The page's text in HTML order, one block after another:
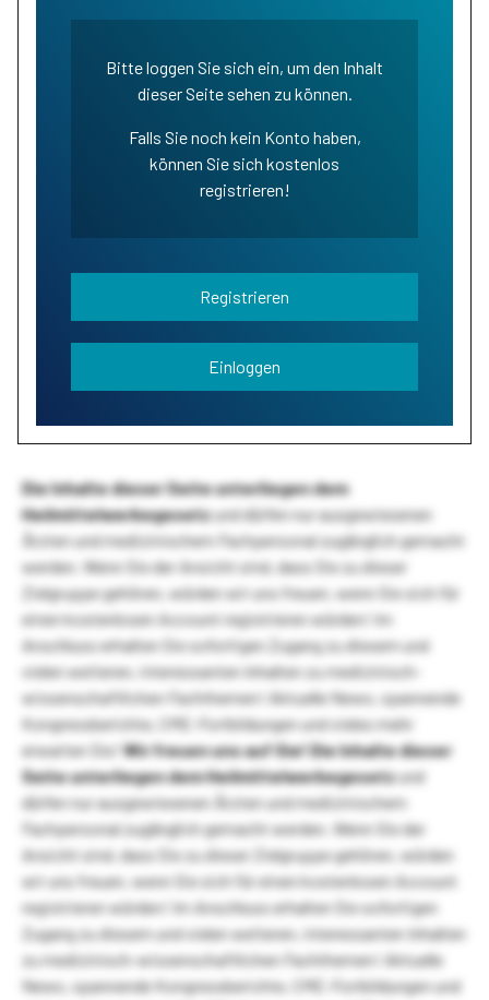
Bitte loggen Sie sich ein, um den Inhalt
dieser Seite sehen zu können.
Falls Sie noch kein Konto haben,
können Sie sich kostenlos
registrieren!
Registrieren
Einloggen
Die Inhalte dieser Seite unterliegen dem
Heilmittelwerbegesetzund dürfen nur ausgewiesenen
Ärzten und medizinischem Fachpersonal zugänglich gemacht
werden. Wenn Sie der Ansicht sind, dass Sie zu dieser
Zielgruppe gehören, würden wir uns freuen, wenn Sie sich für
einen kostenlosen Account registrieren würden! Im
Anschluss erhalten Sie sofortigen Zugang zu diesem und
vielen weiteren, interessanten Inhalten zu medizinisch-
wissenschaftlichen Fachthemen! Aktuelle News, spannende
Kongressberichte, CME-Fortbildungen und vieles mehr
erwarten Sie!Wir freuen uns auf Sie!Die Inhalte dieser
Seite unterliegen dem Heilmittelwerbegesetzund
dürfen nur ausgewiesenen Ärzten und medizinischem
Fachpersonal zugänglich gemacht werden. Wenn Sie der
Ansicht sind, dass Sie zu dieser Zielgruppe gehören, würden
wir uns freuen, wenn Sie sich für einen kostenlosen Account
registrieren würden! Im Anschluss erhalten Sie sofortigen
Zugang zu diesem und vielen weiteren, interessanten Inhalten
zu medizinisch-wissenschaftlichen Fachthemen! Aktuelle
News, spannende Kongressberichte, CME-Fortbildungen und